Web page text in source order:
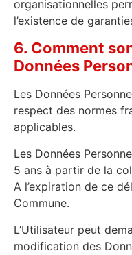
organisationnelles
l’existence de
6. Comment
Données
Les Données
respect des normes
applicables.
Les Données
5 ans à partir de la
A l’expiration de ce
Commune.
L’Utilisateur peut
modification des